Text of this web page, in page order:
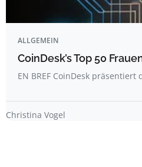
ALLGEMEIN
CoinDesk’s Top 50
EN BREF CoinDesk
Christina Vogel